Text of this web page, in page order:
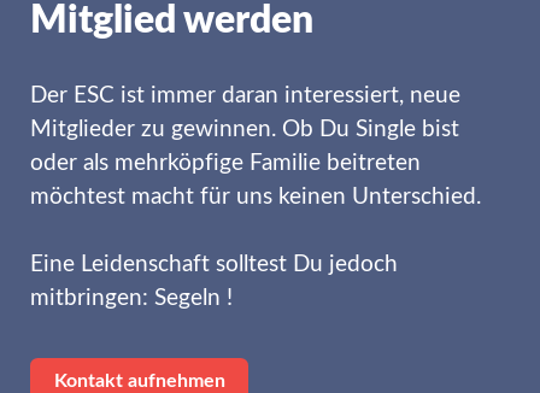
Mitglied werden
Der ESC ist immer daran interessiert, neue
Mitglieder zu gewinnen. Ob Du Single bist
oder als mehrköpfige Familie beitreten
möchtest macht für uns keinen Unterschied.
Eine Leidenschaft solltest Du jedoch
mitbringen: Segeln !
Kontakt aufnehmen